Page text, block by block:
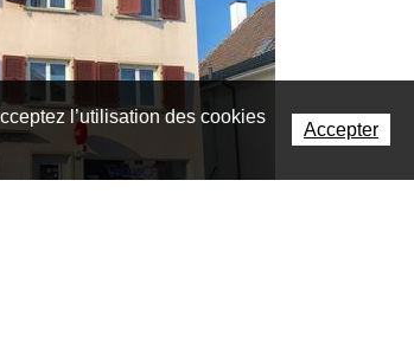
l’utilisation des cookies
Accepter